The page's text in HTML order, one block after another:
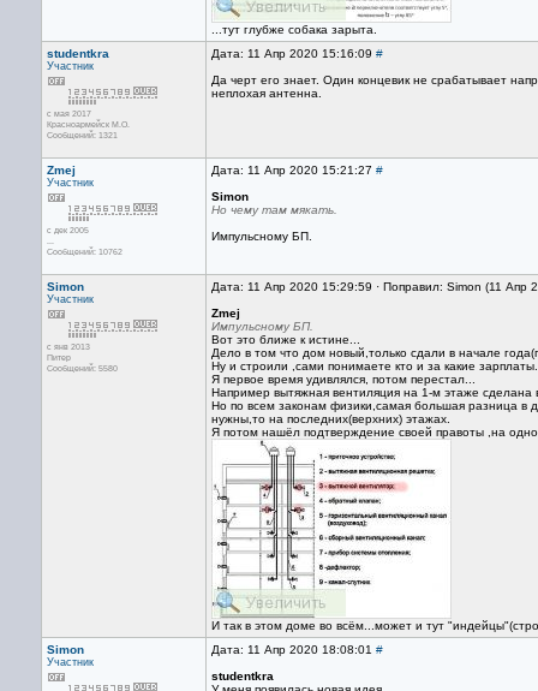
...тут глубже собака зарыта.
studentkra
Участник
с мая 2017
Красноармейск М.О.
Сообщений: 1321
Дата: 11 Апр 2020 15:16:09 #
Да черт его знает. Один концевик не срабатывает
неплохая антенна.
Zmej
Участник
с дек 2005
...
Сообщений: 10762
Дата: 11 Апр 2020 15:21:27 #
Simon
Но чему там мякать.
Импульсному БП.
Simon
Участник
с янв 2013
Питер
Сообщений: 5580
Дата: 11 Апр 2020 15:29:59 · Поправил: Simon (11 Апр
Zmej
Импульсному БП.
Вот это ближе к истине...
Дело в том что дом новый,только сдали в начале
Ну и строили ,сами понимаете кто и за какие
Я первое время удивлялся, потом перестал...
Например вытяжная вентиляция на 1-м этаже сделана
Но по всем законам физики,самая большая разница в
нужны,то на последних(верхних) этажах.
Я потом нашёл подтверждение своей правоты ,на
И так в этом доме во всём...может и тут
Simon
Участник
Дата: 11 Апр 2020 18:08:01 #
studentkra